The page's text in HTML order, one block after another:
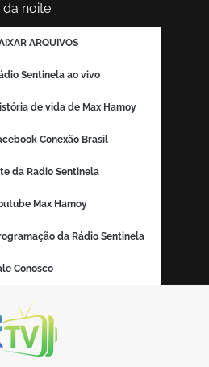
da noite.
ARQUIVOS
Sentinela ao vivo
de vida de Max Hamoy
Conexão Brasil
da Radio Sentinela
Max Hamoy
da Rádio Sentinela
Conosco